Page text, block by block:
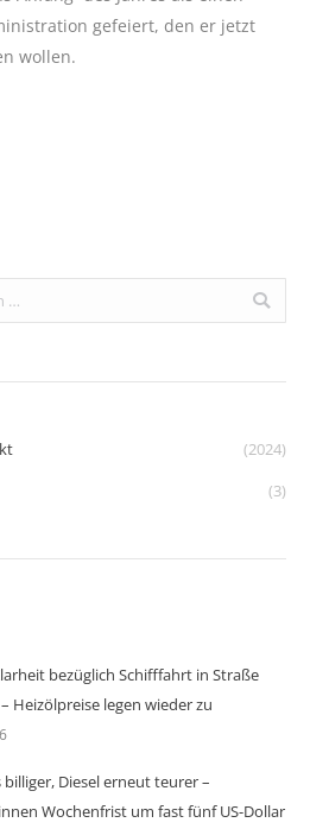
gefeiert, den er jetzt
wollen.
(2024)
(3)
bezüglich Schifffahrt in Straße
Heizölpreise legen wieder zu
billiger, Diesel erneut teurer –
Wochenfrist um fast fünf US-Dollar